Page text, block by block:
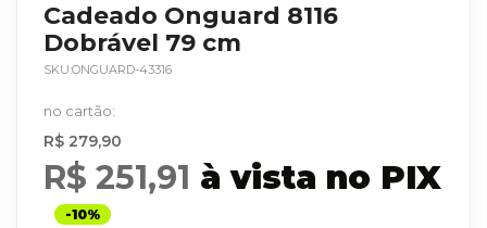
Cadeado Onguard 8116
Dobrável 79 cm
SKU ONGUARD-43316
R$ 279,90
R$ 251,91 à vista no PIX
Galeria
de
imagens